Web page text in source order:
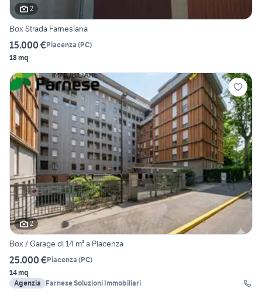
2
Box Strada Farnesiana
15.000 €Piacenza (PC)
18 mq
2
Box / Garage di 14 m² a Piacenza
25.000 €Piacenza (PC)
14 mq
Agenzia
Farnese Soluzioni Immobiliari